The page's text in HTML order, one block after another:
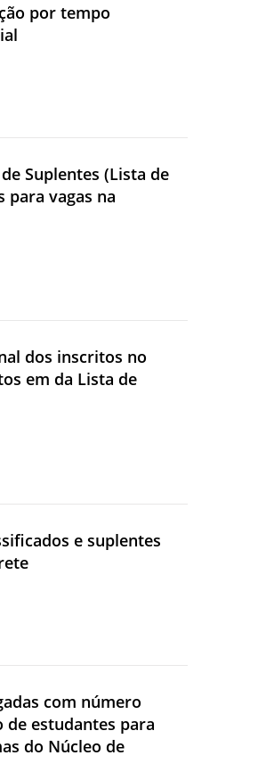
por tempo
Suplentes (Lista de
para vagas na
dos inscritos no
em da Lista de
e suplentes
com número
de estudantes para
do Núcleo de